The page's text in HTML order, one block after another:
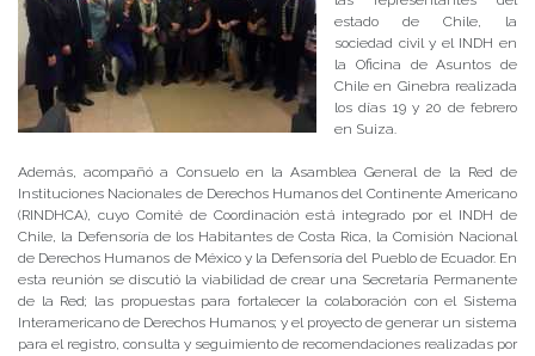
estado de Chile, la
sociedad civil y el INDH en
la Oficina de Asuntos de
Chile en Ginebra realizada
los días 19 y 20 de febrero
en Suiza.
Además, acompañó a Consuelo en la Asamblea General de la Red de
Instituciones Nacionales de Derechos Humanos del Continente Americano
(RINDHCA), cuyo Comité de Coordinación está integrado por el INDH de
Chile, la Defensoría de los Habitantes de Costa Rica, la Comisión Nacional
de Derechos Humanos de México y la Defensoría del Pueblo de Ecuador. En
esta reunión se discutió la viabilidad de crear una Secretaría Permanente
de la Red; las propuestas para fortalecer la colaboración con el Sistema
Interamericano de Derechos Humanos; y el proyecto de generar un sistema
para el registro, consulta y seguimiento de recomendaciones realizadas por